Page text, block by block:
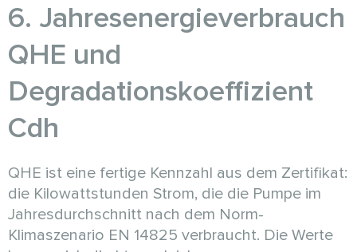
6. Jahresenergieverbrauch
QHE und
Degradationskoeffizient
Cdh
QHE ist eine fertige Kennzahl aus dem Zertifikat:
die Kilowattstunden Strom, die die Pumpe im
Jahresdurchschnitt nach dem Norm-
Klimaszenario EN 14825 verbraucht. Die Werte